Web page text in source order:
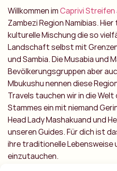
Willkommen imCaprivi Streifen
Zambezi Region Namibias.
kulturelle Mischung die so
Landschaft selbst mit
und Sambia. Die Musabia und
Bevölkerungsgruppen aber
Mbukushu nennen diese
Travels tauchen wir in die Welt
Stammes ein mit niemand
Head Lady Mashakuand und
unseren Guides. Für dich ist
ihre traditionelle Lebensweise
einzutauchen.